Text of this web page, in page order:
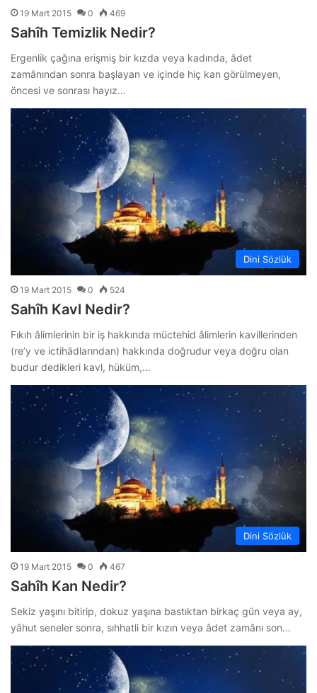
19 Mart 2015 0 469
Sahîh Temizlik Nedir?
Ergenlik çağına erişmiş bir kızda veya kadında, âdet
zamânından sonra başlayan ve içinde hiç kan görülmeyen,
öncesi ve sonrası hayız…
Dini Sözlük
19 Mart 2015 0 524
Sahîh Kavl Nedir?
Fıkıh âlimlerinin bir iş hakkında müctehid âlimlerin kavillerinden
(re’y ve ictihâdlarından) hakkında doğrudur veya doğru olan
budur dedikleri kavl, hüküm,…
Dini Sözlük
19 Mart 2015 0 467
Sahîh Kan Nedir?
Sekiz yaşını bitirip, dokuz yaşına bastıktan birkaç gün veya ay,
yâhut seneler sonra, sıhhatli bir kızın veya âdet zamânı son…